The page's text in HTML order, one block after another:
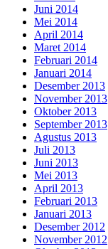
Juni 2014
Mei 2014
April 2014
Maret 2014
Februari 2014
Januari 2014
Desember 2013
November 2013
Oktober 2013
September 2013
Agustus 2013
Juli 2013
Juni 2013
Mei 2013
April 2013
Februari 2013
Januari 2013
Desember 2012
November 2012